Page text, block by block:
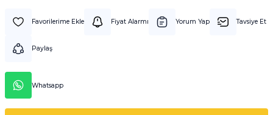
Fiyat Alarmı Yorum Yap Tavsiye Et
Paylaş
Whatsapp